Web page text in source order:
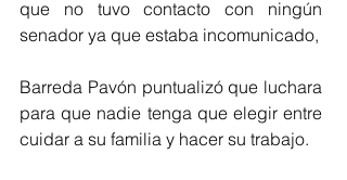
que no tuvo contacto con ningún
Barreda Pavón puntualizó que luchara
para que nadie tenga que elegir entre
cuidar a su familia y hacer su trabajo.